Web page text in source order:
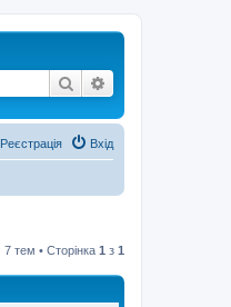
Пошук
Вхід
Реєстрація
7 тем • Сторінка 1 з 1